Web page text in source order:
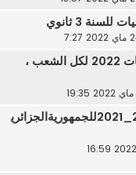
3 ثانوي
امتحانات البكالوريا التجريبية للرياضيات 2022 لكل الشعب ،
#حوليات_البكالوريا_الرسمية2008_2021للجمهوريةالجزائري